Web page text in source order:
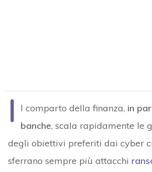
I l comparto della finanza, in
banche, scala rapidamente le
degli obiettivi preferiti dai cyber
sferrano sempre più attacchi